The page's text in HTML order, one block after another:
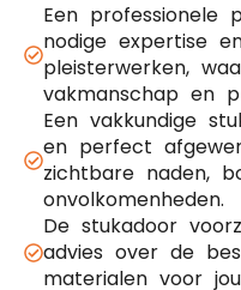
Een professionele
nodige expertise
pleisterwerken,
vakmanschap en
Een vakkundige
en perfect
zichtbare naden,
onvolkomenheden.
De stukadoor
advies over de
materialen voor